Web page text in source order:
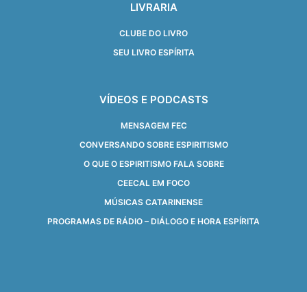
LIVRARIA
CLUBE DO LIVRO
SEU LIVRO ESPÍRITA
VÍDEOS E PODCASTS
MENSAGEM FEC
CONVERSANDO SOBRE ESPIRITISMO
O QUE O ESPIRITISMO FALA SOBRE
CEECAL EM FOCO
MÚSICAS CATARINENSE
PROGRAMAS DE RÁDIO – DIÁLOGO E HORA ESPÍRITA